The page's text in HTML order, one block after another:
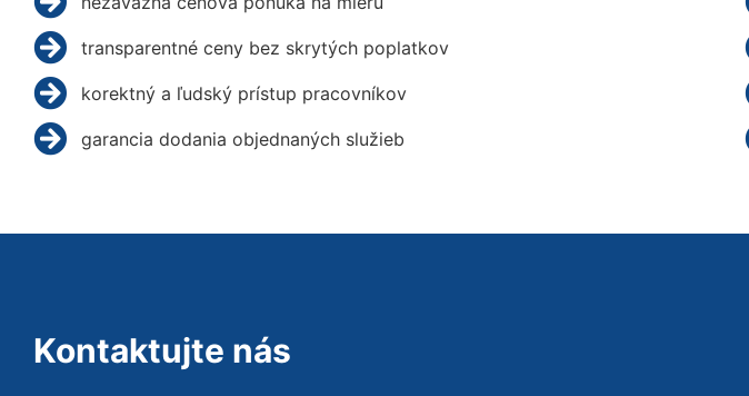
transparentné ceny bez skrytých poplatkov
korektný a ľudský prístup pracovníkov
garancia dodania objednaných služieb
Kontaktujte nás